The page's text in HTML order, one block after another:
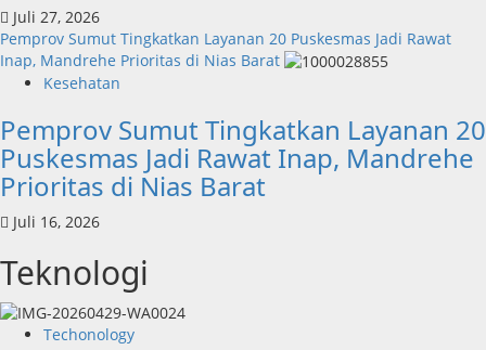
Juli 27, 2026
Pemprov Sumut Tingkatkan Layanan 20 Puskesmas Jadi Rawat
Inap, Mandrehe Prioritas di Nias Barat
Kesehatan
Pemprov Sumut Tingkatkan Layanan 20
Puskesmas Jadi Rawat Inap, Mandrehe
Prioritas di Nias Barat
Juli 16, 2026
Teknologi
Techonology